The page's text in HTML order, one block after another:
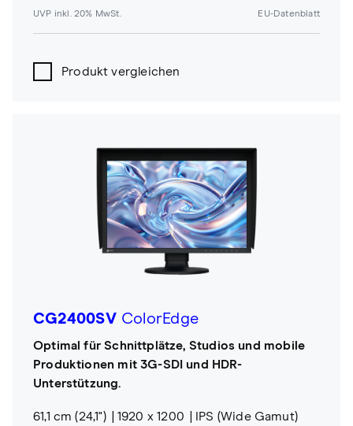
UVP inkl. 20% MwSt. EU-Datenblatt
Produkt vergleichen
CG2400SVColorEdge
Optimal für Schnittplätze, Studios und mobile
Produktionen mit 3G-SDI und HDR-
Unterstützung.
61,1 cm (24,1") 1920 x 1200 IPS (Wide Gamut)